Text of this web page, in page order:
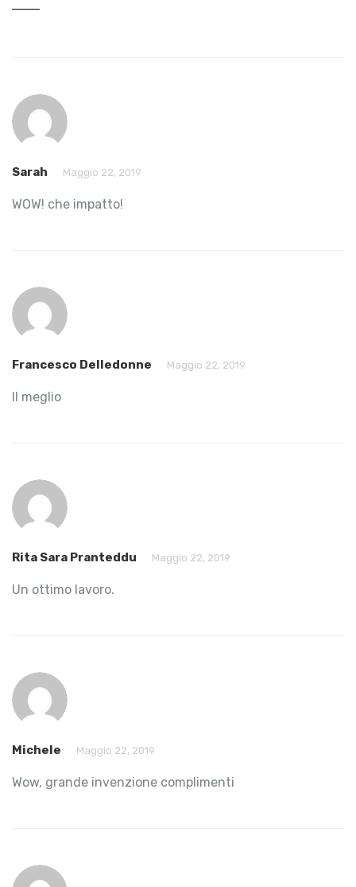
Sarah Maggio 22, 2019
WOW! che impatto!
Francesco Delledonne Maggio 22, 2019
Il meglio
Rita Sara Pranteddu Maggio 22, 2019
Un ottimo lavoro.
Michele Maggio 22, 2019
Wow, grande invenzione complimenti